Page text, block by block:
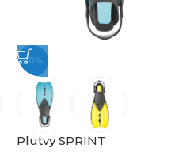
-10%
Plutvy SPRINT